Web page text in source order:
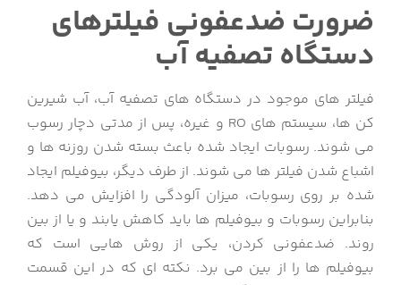
ضرورت ضدعفونی فیلترهای
دستگاه تصفیه آب
فیلتر های موجود در دستگاه های تصفیه آب، آب شیرین
کن ها، سیستم های RO و غیره، پس از مدتی دچار رسوب
می شوند. رسوبات ایجاد شده باعث بسته شدن روزنه ها و
اشباع شدن فیلتر ها می شوند. از طرف دیگر، بیوفیلم ایجاد
شده بر روی رسوبات، میزان آلودگی را افزایش می دهد.
بنابراین رسوبات و بیوفیلم ها باید کاهش یابند و یا از بین
روند. ضدعفونی کردن، یکی از روش هایی است که
بیوفیلم ها را از بین می برد. نکته ای که در این قسمت